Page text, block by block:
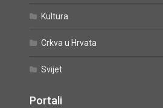
Kultura
Crkva u Hrvata
Svijet
Portali